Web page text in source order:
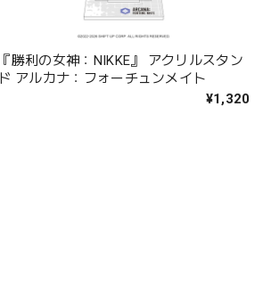
『勝利の女神：NIKKE』 アクリルスタン
ド アルカナ：フォーチュンメイト
¥1,320